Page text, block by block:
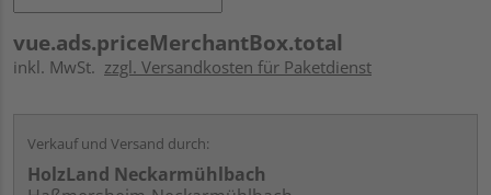
vue.ads.priceMerchantBox.total
inkl. MwSt. zzgl. Versandkosten für Paketdienst
Verkauf und Versand durch:
HolzLand Neckarmühlbach